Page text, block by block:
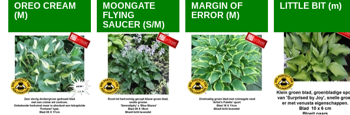
OREO CREAM
(M)
MOONGATE
FLYING
SAUCER (S/M)
MARGIN OF
ERROR (M)
LITTLE BIT (m)